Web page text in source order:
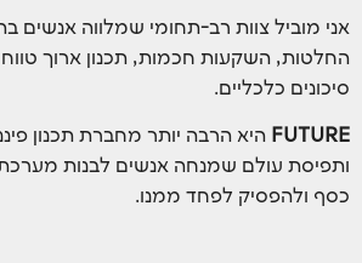
אני מוביל צוות רב-תחומי שמלווה אנשים
החלטות, השקעות חכמות, תכנון ארוך טווח
סיכונים כלכליים.
FUTURE היא הרבה יותר מחברת תכנון
ותפיסת עולם שמנחה אנשים לבנות
כסף ולהפסיק לפחד ממנו.